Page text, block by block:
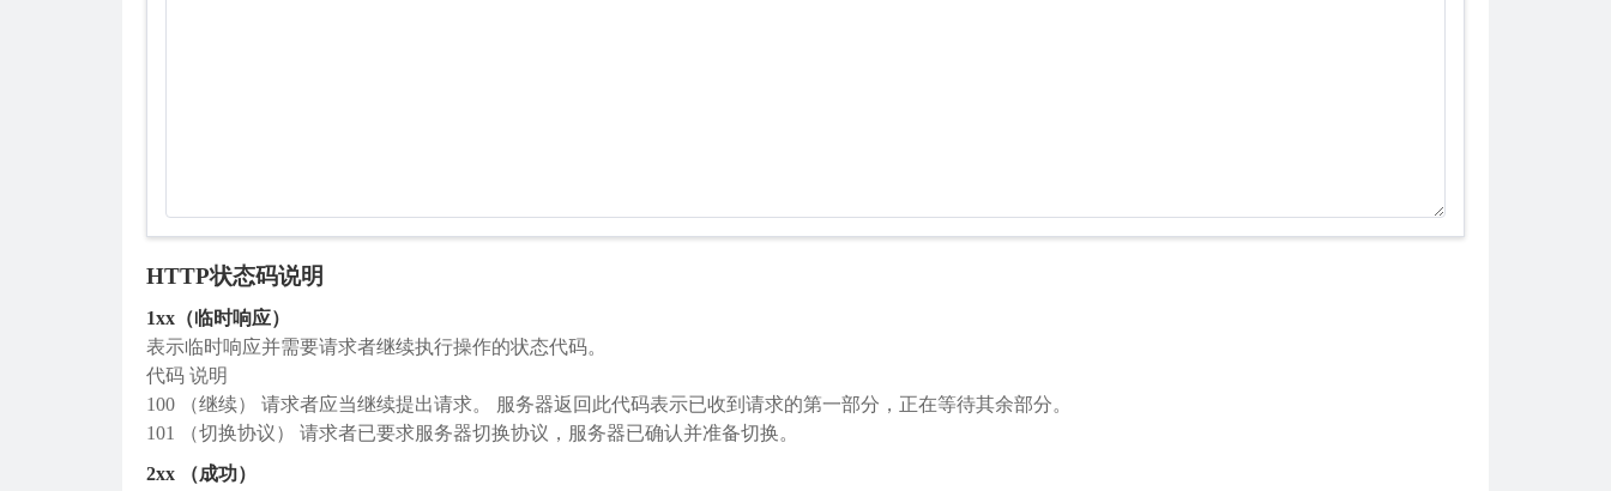
HTTP状态码说明
1xx（临时响应）
表示临时响应并需要请求者继续执行操作的状态代码。
代码 说明
100 （继续） 请求者应当继续提出请求。 服务器返回此代码表示已收到请求的第一部分，正在等待其余部分。
101 （切换协议） 请求者已要求服务器切换协议，服务器已确认并准备切换。
2xx （成功）